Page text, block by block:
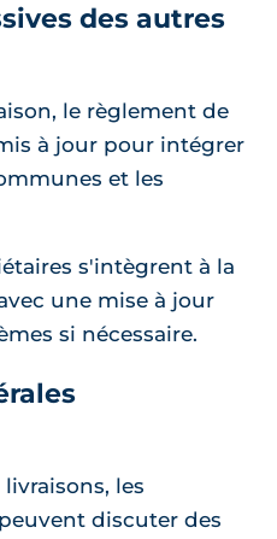
des autres
le règlement de
à jour pour intégrer
et les
s'intègrent à la
une mise à jour
si nécessaire.
les
discuter des